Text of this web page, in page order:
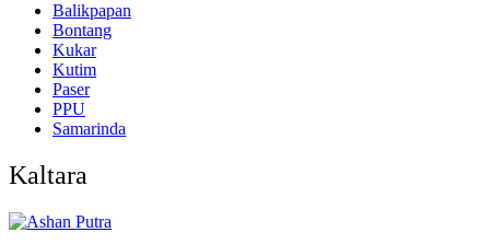
Balikpapan
Bontang
Kukar
Kutim
Paser
PPU
Samarinda
Kaltara